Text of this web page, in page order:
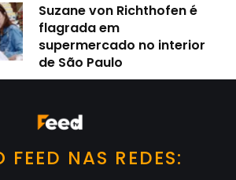
Suzane von Richthofen é
flagrada em
supermercado no interior
de São Paulo
FEED NAS REDES: